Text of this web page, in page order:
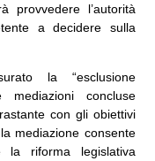
provvedere l’autorità
a decidere sulla
la “esclusione
concluse
con gli obiettivi
mediazione consente
riforma legislativa